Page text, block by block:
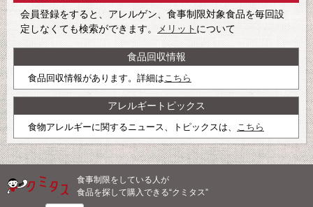
会員登録をすると、アレルゲン、食事制限対象食品を毎回設
定しなくても検索ができます。
メリット について
食品回収情報
食品回収情報があります。詳細はこちら
アレルギートピックス
食物アレルギーに関するニュース、トピックスは、 こちら
食事制限をしている人が
食品を探して購入できる“クミタス”